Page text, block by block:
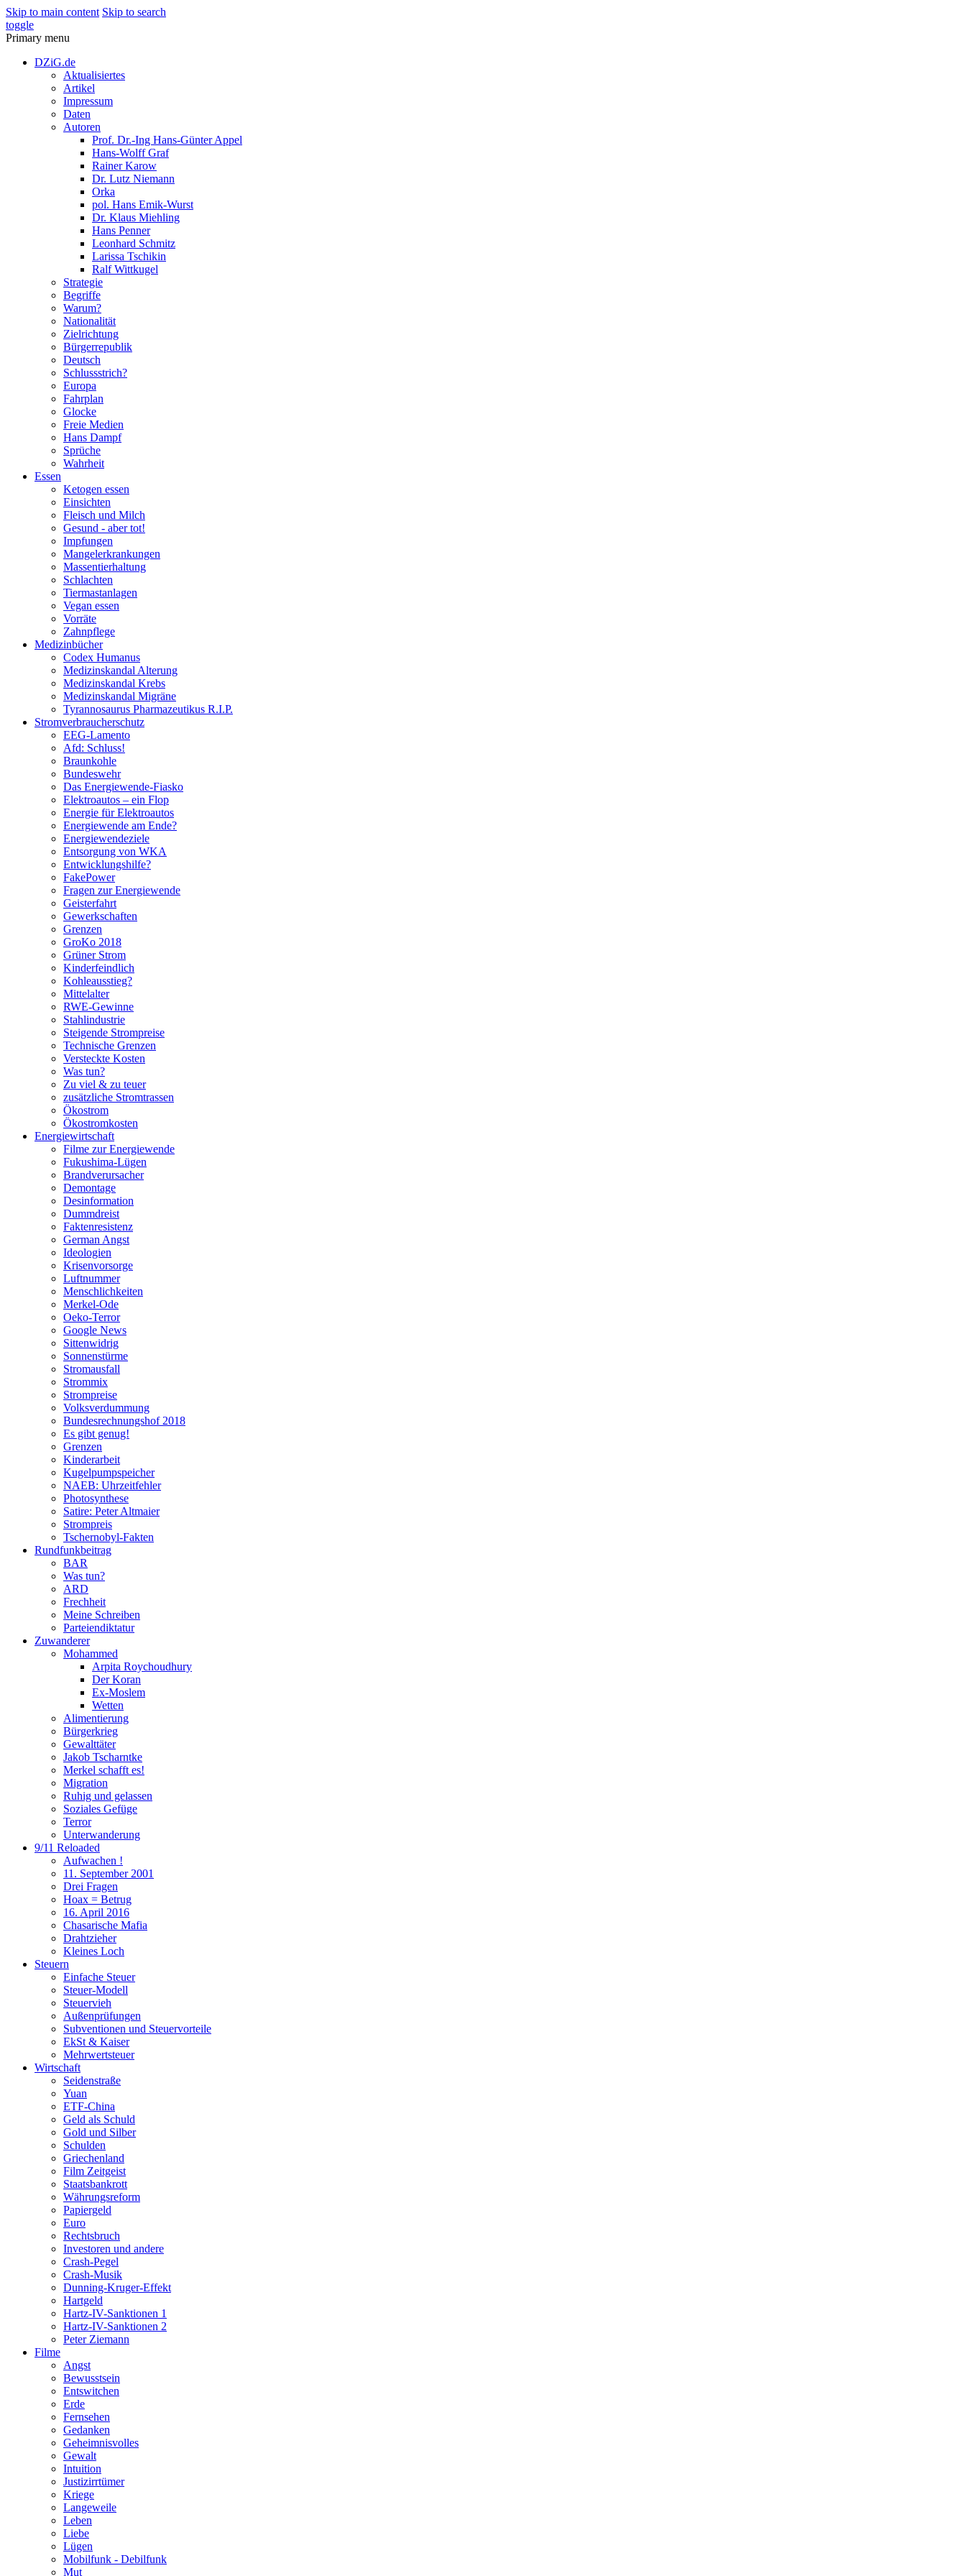
Skip to main content Skip to search
toggle
Primary menu
DZiG.de
Aktualisiertes
Artikel
Impressum
Daten
Autoren
Prof. Dr.-Ing Hans-Günter Appel
Hans-Wolff Graf
Rainer Karow
Dr. Lutz Niemann
Orka
pol. Hans Emik-Wurst
Dr. Klaus Miehling
Hans Penner
Leonhard Schmitz
Larissa Tschikin
Ralf Wittkugel
Strategie
Begriffe
Warum?
Nationalität
Zielrichtung
Bürgerrepublik
Deutsch
Schlussstrich?
Europa
Fahrplan
Glocke
Freie Medien
Hans Dampf
Sprüche
Wahrheit
Essen
Ketogen essen
Einsichten
Fleisch und Milch
Gesund - aber tot!
Impfungen
Mangelerkrankungen
Massentierhaltung
Schlachten
Tiermastanlagen
Vegan essen
Vorräte
Zahnpflege
Medizinbücher
Codex Humanus
Medizinskandal Alterung
Medizinskandal Krebs
Medizinskandal Migräne
Tyrannosaurus Pharmazeutikus R.I.P.
Stromverbraucherschutz
EEG-Lamento
Afd: Schluss!
Braunkohle
Bundeswehr
Das Energiewende-Fiasko
Elektroautos – ein Flop
Energie für Elektroautos
Energiewende am Ende?
Energiewendeziele
Entsorgung von WKA
Entwicklungshilfe?
FakePower
Fragen zur Energiewende
Geisterfahrt
Gewerkschaften
Grenzen
GroKo 2018
Grüner Strom
Kinderfeindlich
Kohleausstieg?
Mittelalter
RWE-Gewinne
Stahlindustrie
Steigende Strompreise
Technische Grenzen
Versteckte Kosten
Was tun?
Zu viel & zu teuer
zusätzliche Stromtrassen
Ökostrom
Ökostromkosten
Energiewirtschaft
Filme zur Energiewende
Fukushima-Lügen
Brandverursacher
Demontage
Desinformation
Dummdreist
Faktenresistenz
German Angst
Ideologien
Krisenvorsorge
Luftnummer
Menschlichkeiten
Merkel-Ode
Oeko-Terror
Google News
Sittenwidrig
Sonnenstürme
Stromausfall
Strommix
Strompreise
Volksverdummung
Bundesrechnungshof 2018
Es gibt genug!
Grenzen
Kinderarbeit
Kugelpumpspeicher
NAEB: Uhrzeitfehler
Photosynthese
Satire: Peter Altmaier
Strompreis
Tschernobyl-Fakten
Rundfunkbeitrag
BAR
Was tun?
ARD
Frechheit
Meine Schreiben
Parteiendiktatur
Zuwanderer
Mohammed
Arpita Roychoudhury
Der Koran
Ex-Moslem
Wetten
Alimentierung
Bürgerkrieg
Gewalttäter
Jakob Tscharntke
Merkel schafft es!
Migration
Ruhig und gelassen
Soziales Gefüge
Terror
Unterwanderung
9/11 Reloaded
Aufwachen !
11. September 2001
Drei Fragen
Hoax = Betrug
16. April 2016
Chasarische Mafia
Drahtzieher
Kleines Loch
Steuern
Einfache Steuer
Steuer-Modell
Steuervieh
Außenprüfungen
Subventionen und Steuervorteile
EkSt & Kaiser
Mehrwertsteuer
Wirtschaft
Seidenstraße
Yuan
ETF-China
Geld als Schuld
Gold und Silber
Schulden
Griechenland
Film Zeitgeist
Staatsbankrott
Währungsreform
Papiergeld
Euro
Rechtsbruch
Investoren und andere
Crash-Pegel
Crash-Musik
Dunning-Kruger-Effekt
Hartgeld
Hartz-IV-Sanktionen 1
Hartz-IV-Sanktionen 2
Peter Ziemann
Filme
Angst
Bewusstsein
Entswitchen
Erde
Fernsehen
Gedanken
Geheimnisvolles
Gewalt
Intuition
Justizirrtümer
Kriege
Langeweile
Leben
Liebe
Lügen
Mobilfunk - Debilfunk
Mut